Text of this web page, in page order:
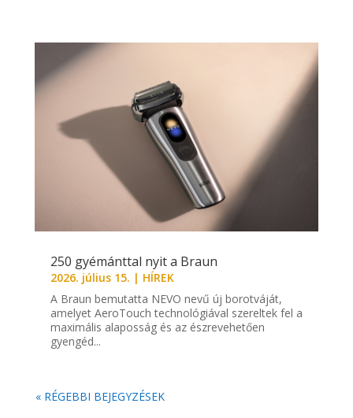
250 gyémánttal nyit a Braun
2026. július 15. | HÍREK
A Braun bemutatta NEVO nevű új borotváját,
amelyet AeroTouch technológiával szereltek fel a
maximális alaposság és az észrevehetően
gyengéd...
« RÉGEBBI BEJEGYZÉSEK